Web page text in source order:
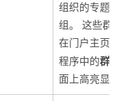
组织的专题群
组。 这些群
在门户主页应
程序中的群组
面上高亮显示